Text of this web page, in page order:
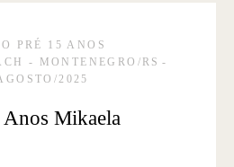
PRÉ 15 ANOS
- MONTENEGRO/RS
2025
Anos Mikaela